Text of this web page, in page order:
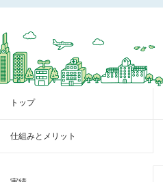
トップ
仕組みとメリット